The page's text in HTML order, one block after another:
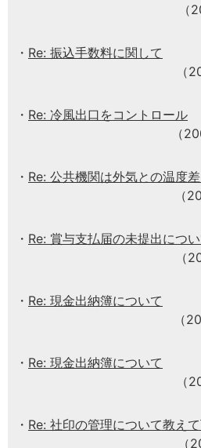
（
Re: 振込手数料に関して
（
Re: 冷風出口をコントロール
（
Re: 公共機関は外気との温度
（
Re: 賞与支払届の未提出につ
（
Re: 現金出納簿について
（
Re: 現金出納簿について
（
Re: 社印の管理について教えて
（